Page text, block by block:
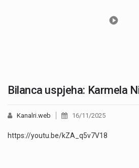
Bilanca uspjeha: Karmela
Kanalri.web 16/11/2025
https://youtu.be/kZA_q5v7V18